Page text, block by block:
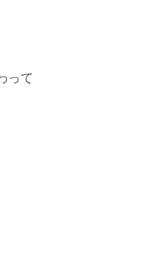
って